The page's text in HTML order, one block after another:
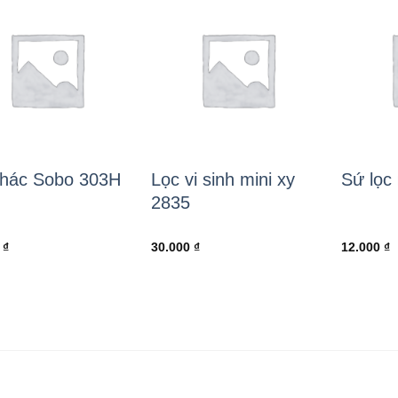
Sobo 303H
₫
Lọc vi sinh mini xy
2835
30.000 ₫
Sứ lọc
12.000₫